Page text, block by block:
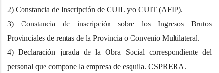
2) Constancia de Inscripción de CUIL y/o CUIT (AFIP).
3) Constancia de inscripción sobre los Ingresos Brutos
Provinciales de rentas de la Provincia o Convenio Multilateral.
4) Declaración jurada de la Obra Social correspondiente del
personal que compone la empresa de esquila. OSPRERA.